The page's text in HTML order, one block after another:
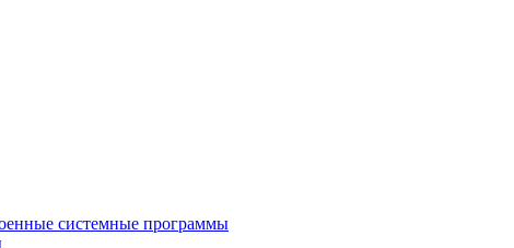
системные программы